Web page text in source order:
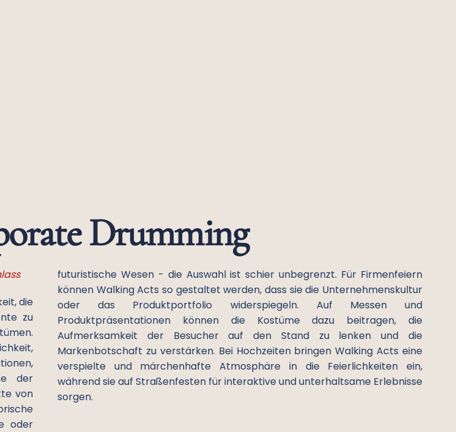
Drumming
die
zu
der
von
oder
futuristische Wesen - die Auswahl ist schier unbegrenzt. Für Firmenfeiern
können Walking Acts so gestaltet werden, dass sie die Unternehmenskultur
oder das Produktportfolio widerspiegeln. Auf Messen und
Produktpräsentationen können die Kostüme dazu beitragen, die
Aufmerksamkeit der Besucher auf den Stand zu lenken und die
Markenbotschaft zu verstärken. Bei Hochzeiten bringen Walking Acts eine
verspielte und märchenhafte Atmosphäre in die Feierlichkeiten ein,
während sie auf Straßenfesten für interaktive und unterhaltsame Erlebnisse
sorgen.